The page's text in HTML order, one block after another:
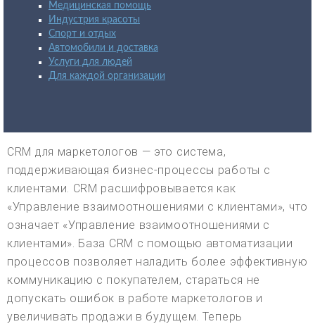
Медицинская помощь
Индустрия красоты
Спорт и отдых
Автомобили и доставка
Услуги для людей
Для каждой организации
CRM для маркетологов — это система,
поддерживающая бизнес-процессы работы с
клиентами. CRM расшифровывается как
«Управление взаимоотношениями с клиентами», что
означает «Управление взаимоотношениями с
клиентами». База CRM с помощью автоматизации
процессов позволяет наладить более эффективную
коммуникацию с покупателем, стараться не
допускать ошибок в работе маркетологов и
увеличивать продажи в будущем. Теперь